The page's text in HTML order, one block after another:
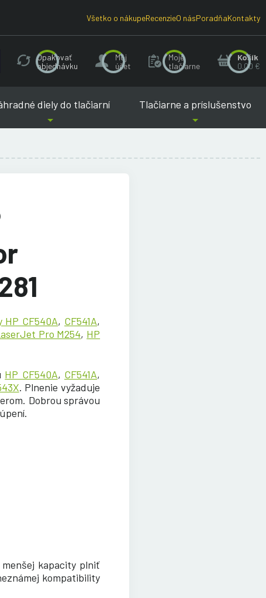
Všetko o nákupeRecenzieO násPoradňaKontakty
Opakovať
objednávku
Môj
účet
Moje
tlačiarne
Košík
0.00 €
diely do tlačiarní Tlačiarne a príslušenstvo
HP CF540A, CF541A,
Pro M254, HP
HP CF540A, CF541A,
. Plnenie vyžaduje
Dobrou správou
.
kapacity plniť
kompatibility